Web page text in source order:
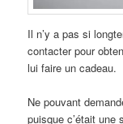
Il n’y a pas si
contacter pour
lui faire un cadeau.
Ne pouvant
puisque c’était une